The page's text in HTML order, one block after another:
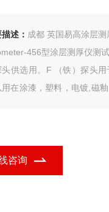
述： 成都 英国易高涂层
456型涂层测厚仪测
头供选用。F （铁）探头
在涂漆，塑料，电镀,磁
咨询